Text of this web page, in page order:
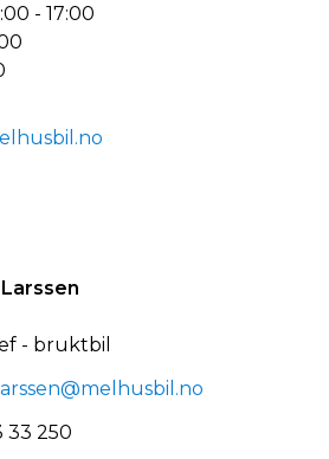
- 17:00
- bruktbil
33 250